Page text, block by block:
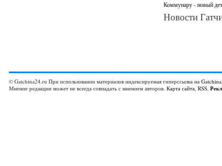
Коммунару - новый
Новости
© Gatchina24.ru При использовании материалов индексируемая гиперссылка на
Мнение редакции может не всегда совпадать с мнением авторов. Карта сайта, RSS,